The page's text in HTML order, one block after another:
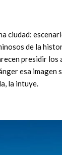
ciudad:
de la
presidir los
esa imagen
la intuye.